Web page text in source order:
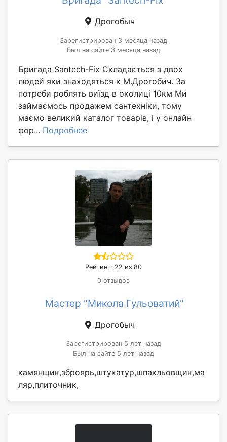
Дрогобыч
Зарегистрирован 3 месяца назад
Был на сайте 3 месяца назад
Бригада Santech-Fix Складається з двох
людей яки знаходяться к М.Дрогобич. За
потреби роблять виїзд в околиці 10км Ми
займаємось продажем сантехніки, тому
маємо великий каталог товарів, і у онлайн
фор... Подробнее
Рейтинг: 22 из 80
0 отзывов
Мастер "Микола Гульоватий"
Дрогобыч
Зарегистрирован 5 лет назад
Был на сайте 5 лет назад
камянщик,зброярь,штукатур,шпакльовщик,ма
ляр,плиточник,